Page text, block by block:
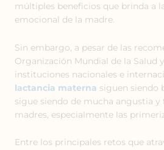
múltiples beneficios que brinda a
emocional de la madre.
Sin embargo, a pesar de las
Organización Mundial de la Salud
instituciones nacionales e
lactancia materna siguen siendo
sigue siendo de mucha angustia
madres, especialmente las
Entre los principales retos que